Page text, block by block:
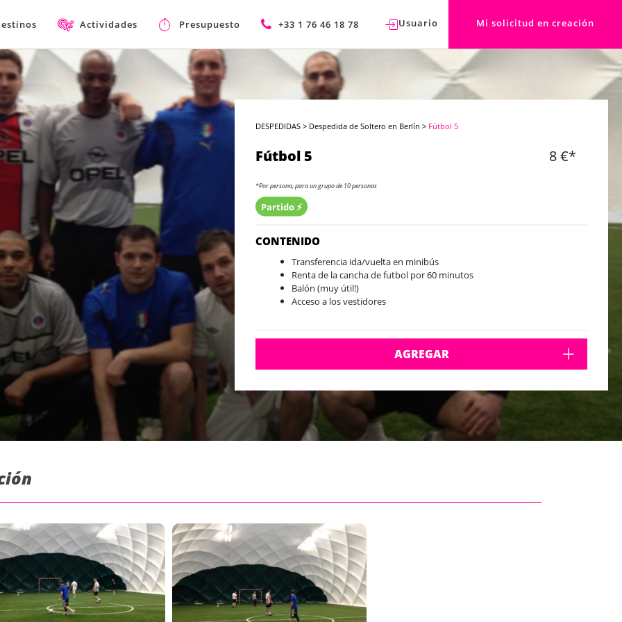
Actividades Presupuesto +33 1 76 46 18 78 Usuario Mi solicitud en creación
DESPEDIDAS > Despedida de Soltero en Berlín > Fútbol 5
Fútbol 5 8 €*
*Por persona, para un grupo de 10 personas
Partido ⚡️
CONTENIDO
Transferencia ida/vuelta en minibús
Renta de la cancha de futbol por 60 minutos
Balón (muy útil!)
Acceso a los vestidores
AGREGAR